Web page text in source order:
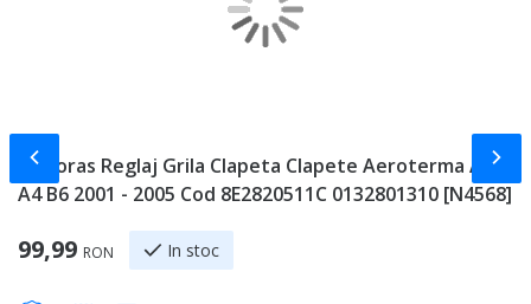
Motoras Reglaj Grila Clapeta Clapete Aeroterma Audi
A4 B6 2001 - 2005 Cod 8E2820511C 0132801310 [N4568]
99,99 RON In stoc
Slide-ul anterior